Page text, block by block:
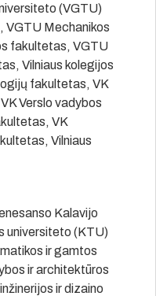
(VGTU)
VGTU Mechanikos
fakultetas, VGTU
Vilniaus kolegijos
fakultetas, VK
Verslo vadybos
VK
Vilniaus
Kalavijo
universiteto (KTU)
ir gamtos
ir architektūros
ir dizaino